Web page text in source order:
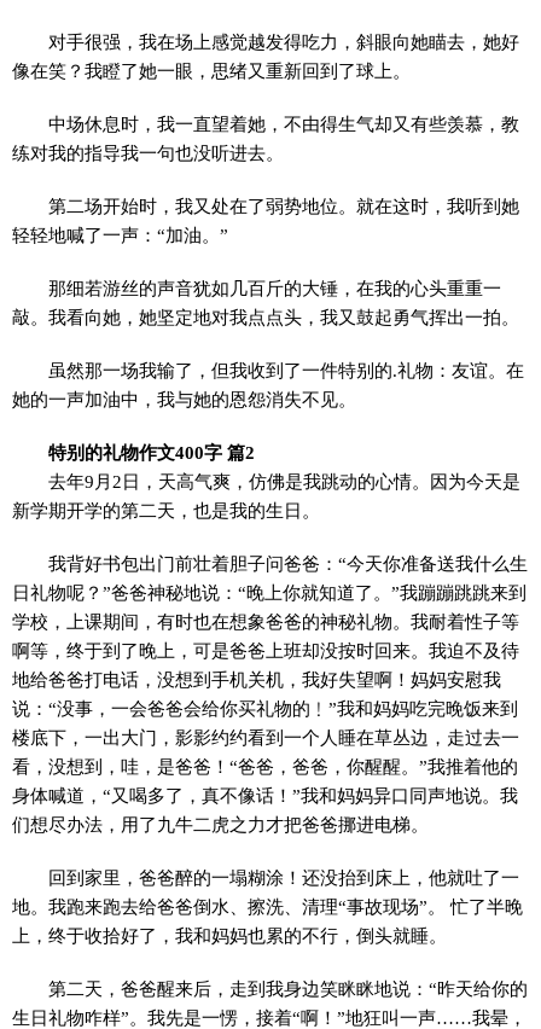
对手很强，我在场上感觉越发得吃力，斜眼向她瞄去，她好
像在笑？我瞪了她一眼，思绪又重新回到了球上。
中场休息时，我一直望着她，不由得生气却又有些羡慕，教
练对我的指导我一句也没听进去。
第二场开始时，我又处在了弱势地位。就在这时，我听到她
轻轻地喊了一声：“加油。”
那细若游丝的声音犹如几百斤的大锤，在我的心头重重一
敲。我看向她，她坚定地对我点点头，我又鼓起勇气挥出一拍。
虽然那一场我输了，但我收到了一件特别的.礼物：友谊。在
她的一声加油中，我与她的恩怨消失不见。
特别的礼物作文400字 篇2
去年9月2日，天高气爽，仿佛是我跳动的心情。因为今天是
新学期开学的第二天，也是我的生日。
我背好书包出门前壮着胆子问爸爸：“今天你准备送我什么生
日礼物呢？”爸爸神秘地说：“晚上你就知道了。”我蹦蹦跳跳来到
学校，上课期间，有时也在想象爸爸的神秘礼物。我耐着性子等
啊等，终于到了晚上，可是爸爸上班却没按时回来。我迫不及待
地给爸爸打电话，没想到手机关机，我好失望啊！妈妈安慰我
说：“没事，一会爸爸会给你买礼物的﹗”我和妈妈吃完晚饭来到
楼底下，一出大门，影影约约看到一个人睡在草丛边，走过去一
看，没想到，哇，是爸爸！“爸爸，爸爸，你醒醒。”我推着他的
身体喊道，“又喝多了，真不像话！”我和妈妈异口同声地说。我
们想尽办法，用了九牛二虎之力才把爸爸挪进电梯。
回到家里，爸爸醉的一塌糊涂！还没抬到床上，他就吐了一
地。我跑来跑去给爸爸倒水、擦洗、清理“事故现场”。 忙了半晚
上，终于收拾好了，我和妈妈也累的不行，倒头就睡。
第二天，爸爸醒来后，走到我身边笑眯眯地说：“昨天给你的
生日礼物咋样”。我先是一愣，接着“啊！”地狂叫一声……我晕，